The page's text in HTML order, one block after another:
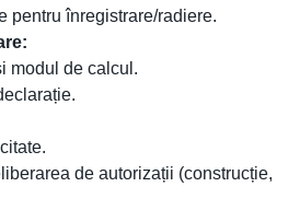
pentru înregistrare/radiere.
modul de calcul.
de autorizații (construcție,